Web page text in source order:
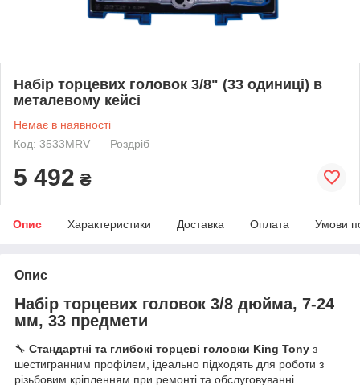
Набір торцевих головок 3/8" (33 одиниці) в
металевому кейсі
Немає в наявності
Код: 3533MRV
Роздріб
5 492 ₴
Опис Характеристики Доставка Оплата Умови
Опис
Набір торцевих головок 3/8 дюйма, 7-24
мм, 33 предмети
🔧 Стандартні та глибокі торцеві головки King Tony з
шестигранним профілем, ідеально підходять для роботи з
різьбовим кріпленням при ремонті та обслуговуванні